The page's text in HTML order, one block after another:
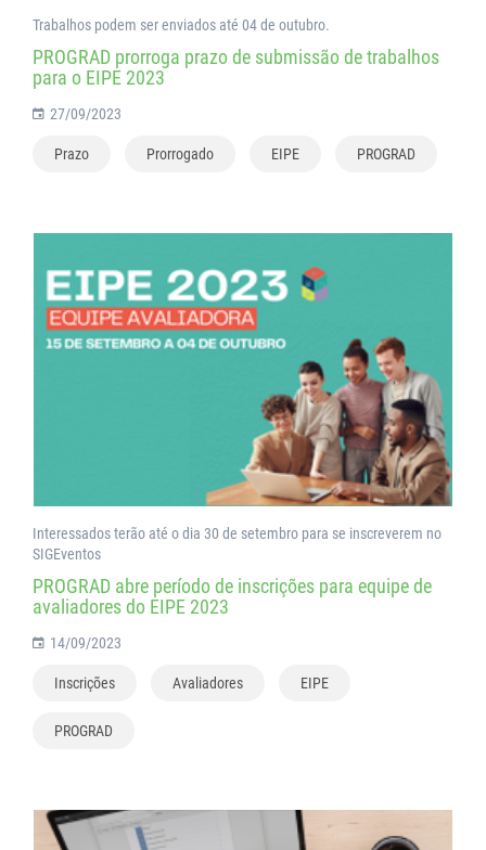
Trabalhos podem ser enviados até 04 de outubro.
PROGRAD prorroga prazo de submissão de trabalhos
para o EIPE 2023
27/09/2023
Prazo Prorrogado EIPE PROGRAD
Interessados terão até o dia 30 de setembro para se inscreverem no
SIGEventos
PROGRAD abre período de inscrições para equipe de
avaliadores do EIPE 2023
14/09/2023
Inscrições Avaliadores EIPE
PROGRAD